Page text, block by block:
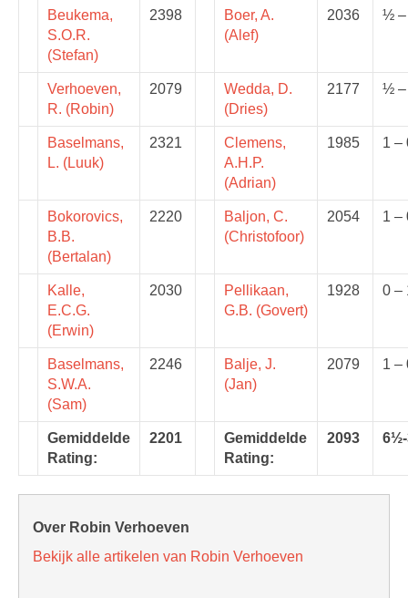
Beukema,
S.O.R.
(Stefan)
2398
Boer, A.
(Alef)
2036 ½
Verhoeven,
R. (Robin)
2079
Wedda, D.
(Dries)
2177 ½
Baselmans,
L. (Luuk)
2321
Clemens,
A.H.P.
(Adrian)
1985 1 –
Bokorovics,
B.B.
(Bertalan)
2220
Baljon, C.
(Christofoor)
2054 1 –
Kalle,
E.C.G.
(Erwin)
2030
Pellikaan,
G.B. (Govert)
1928 0 –
Baselmans,
S.W.A.
(Sam)
2246
Balje, J.
(Jan)
2079 1 –
Gemiddelde
Rating:
2201
Gemiddelde
Rating:
2093
Over Robin Verhoeven
Bekijk alle artikelen van Robin Verhoeven